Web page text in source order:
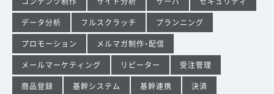
データ分析
フルスクラッチ
プランニング
プロモーション
メルマガ制作・配信
メールマーケティング
リピーター
受注管理
商品登録
基幹システム 基幹連携
決済